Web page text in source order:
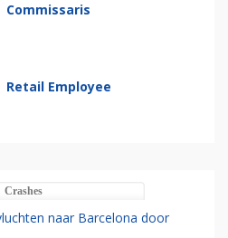
Commissaris
Retail Employee
Crashes
naar Barcelona door